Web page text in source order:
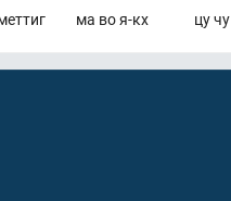
цу чу
ма во я-кх